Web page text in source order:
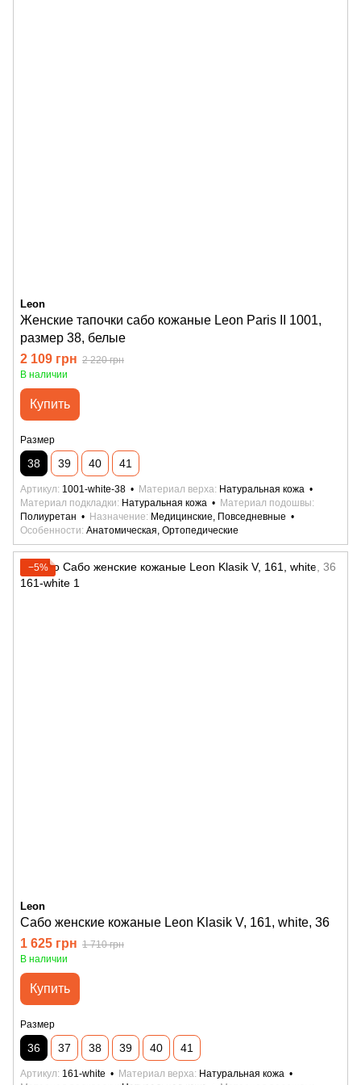
Leon
Женские тапочки сабо кожаные Leon Paris II 1001,
размер 38, белые
2 109 грн 2 220 грн
В наличии
Купить
Размер
38 39 40 41
Артикул 1001-white-38 Материал верха Натуральная кожа
Материал подкладки
Натуральная кожа
Материал подошвы
Полиуретан
Назначение
Медицинские, Повседневные
Особенности Анатомическая, Ортопедические
−5%
Leon
Сабо женские кожаные Leon Klasik V, 161, white, 36
1 625 грн 1 710 грн
В наличии
Купить
Размер
36 37 38 39 40 41
Артикул 161-white Материал верха Натуральная кожа